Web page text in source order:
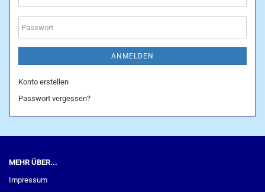
Mail-
Adresse
Passwort
ANMELDEN
Konto erstellen
Passwort vergessen?
MEHR ÜBER...
Impressum